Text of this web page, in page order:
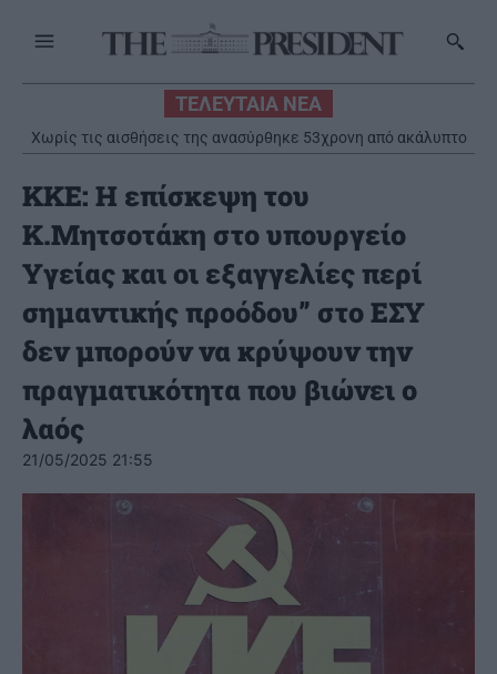
ΤΕΛΕΥΤΑΙΑ ΝΕΑ
Χωρίς τις αισθήσεις της ανασύρθηκε 53χρονη από ακάλυπτο
πολυκατοικίας στο Γουδί
ΚΚΕ: Η επίσκεψη του
Κ.Μητσοτάκη στο υπουργείο
Υγείας και οι εξαγγελίες περί
σημαντικής προόδου” στο ΕΣΥ
δεν μπορούν να κρύψουν την
πραγματικότητα που βιώνει ο
λαός
21/05/2025 21:55